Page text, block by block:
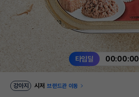
타임딜 00:00:00
강아지 시저 브랜드관 이동